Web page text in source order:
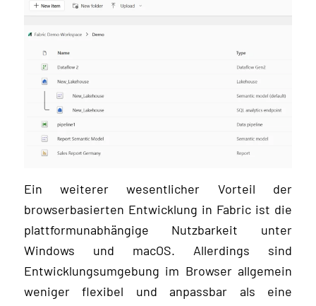
Ein weiterer wesentlicher Vorteil der
browserbasierten Entwicklung in Fabric ist die
plattformunabhängige Nutzbarkeit unter
Windows und macOS. Allerdings sind
Entwicklungsumgebung im Browser allgemein
weniger flexibel und anpassbar als eine